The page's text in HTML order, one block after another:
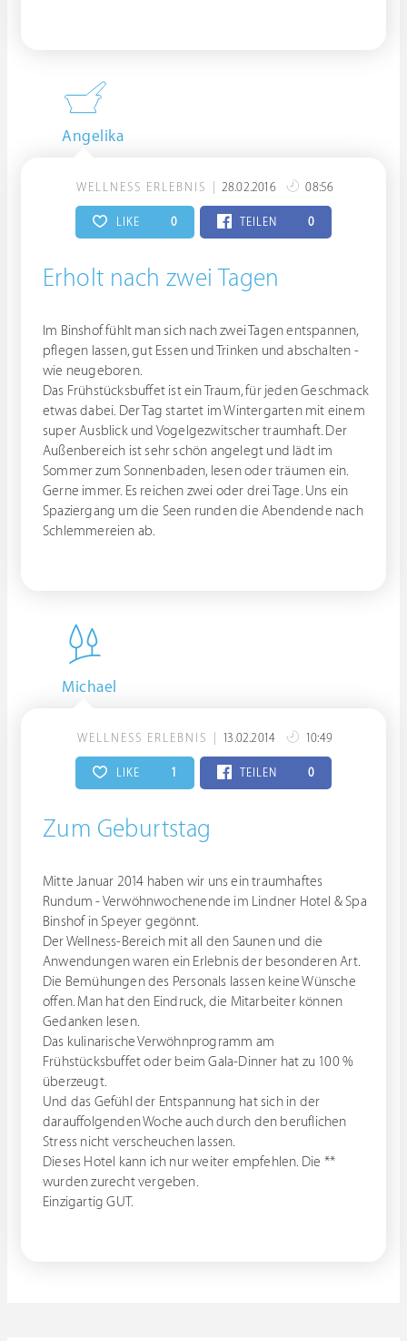
Angelika
WELLNESS ERLEBNIS 28.02.2016 08:56
LIKE 0 TEILEN 0
Erholt nach zwei Tagen
Im Binshof fühlt man sich nach zwei Tagen entspannen,
pflegen lassen, gut Essen und Trinken und abschalten -
wie neugeboren.
Das Frühstücksbuffet ist ein Traum, für jeden Geschmack
etwas dabei. Der Tag startet im Wintergarten mit einem
super Ausblick und Vogelgezwitscher traumhaft. Der
Außenbereich ist sehr schön angelegt und lädt im
Sommer zum Sonnenbaden, lesen oder träumen ein.
Gerne immer. Es reichen zwei oder drei Tage. Uns ein
Spaziergang um die Seen runden die Abendende nach
Schlemmereien ab.
Michael
WELLNESS ERLEBNIS 13.02.2014 10:49
LIKE 1 TEILEN 0
Zum Geburtstag
Mitte Januar 2014 haben wir uns ein traumhaftes
Rundum - Verwöhnwochenende im Lindner Hotel & Spa
Binshof in Speyer gegönnt.
Der Wellness-Bereich mit all den Saunen und die
Anwendungen waren ein Erlebnis der besonderen Art.
Die Bemühungen des Personals lassen keine Wünsche
offen. Man hat den Eindruck, die Mitarbeiter können
Gedanken lesen.
Das kulinarische Verwöhnprogramm am
Frühstücksbuffet oder beim Gala-Dinner hat zu 100 %
überzeugt.
Und das Gefühl der Entspannung hat sich in der
darauffolgenden Woche auch durch den beruflichen
Stress nicht verscheuchen lassen.
Dieses Hotel kann ich nur weiter empfehlen. Die **
wurden zurecht vergeben.
Einzigartig GUT.